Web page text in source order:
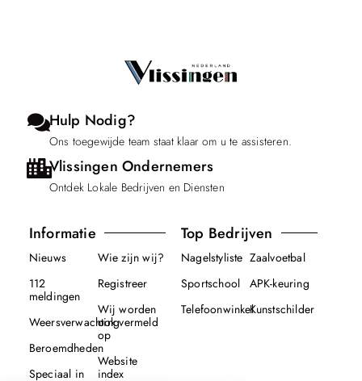
Hulp Nodig?
Ons toegewijde team staat klaar om u te assisteren.
Vlissingen Ondernemers
Ontdek Lokale Bedrijven en Diensten
Informatie
Nieuws
112
meldingen
Weersverwachting
Beroemdheden
Speciaal in
Wie zijn wij?
Registreer
Wij worden
ook vermeld
op
Website
index
Top Bedrijven
Nagelstyliste
Sportschool
Telefoonwinkel
Zaalvoetbal
APK-keuring
Kunstschilder